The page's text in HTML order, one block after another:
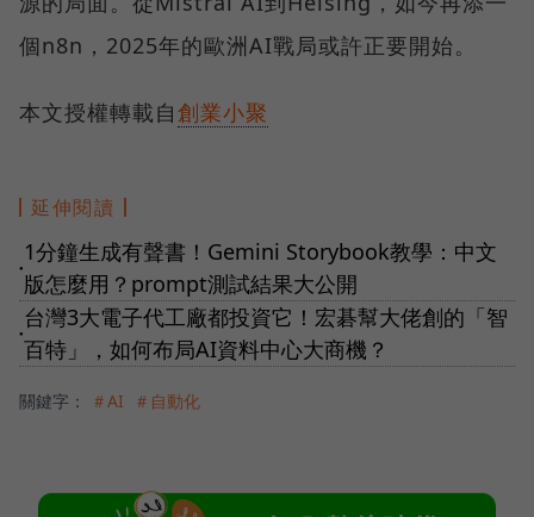
個n8n，2025年的歐洲AI戰局或許正要開始。
本文授權轉載自創業小聚
延伸閱讀
●
1分鐘生成有聲書！Gemini Storybook教學：中文
版怎麼用？prompt測試結果大公開
●
台灣3大電子代工廠都投資它！宏碁幫大佬創的「智
百特」，如何布局AI資料中心大商機？
關鍵字： ＃AI ＃自動化